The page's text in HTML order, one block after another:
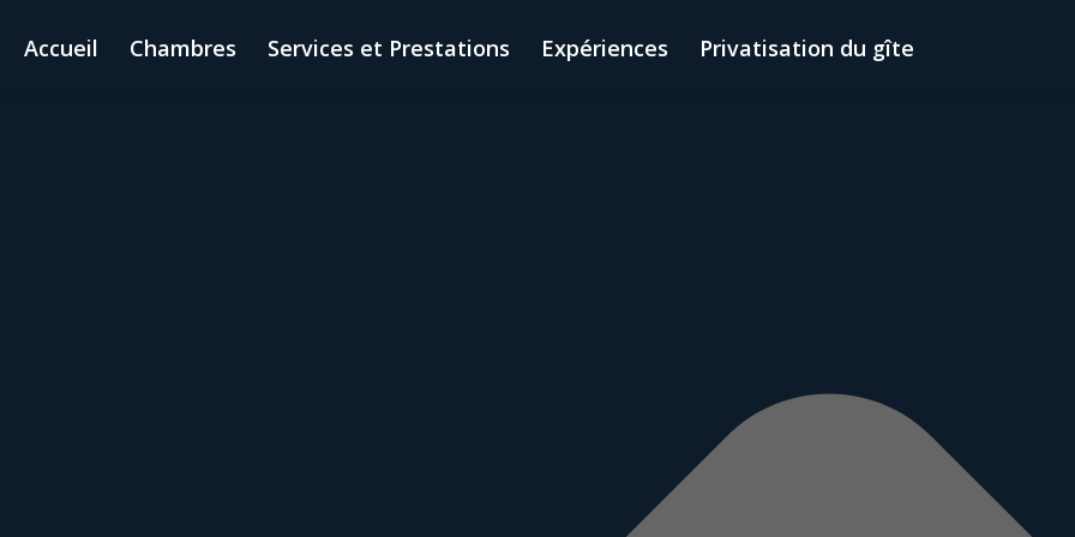
Accueil Chambres Services et Prestations Expériences Privatisation du gîte